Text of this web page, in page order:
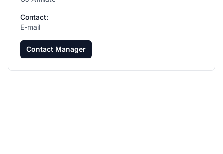
Contact:
E-mail
Contact Manager